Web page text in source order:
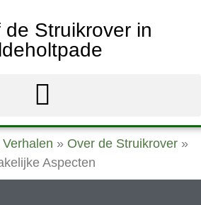
de Struikrover in
» Over de Struikrover »
Aspecten